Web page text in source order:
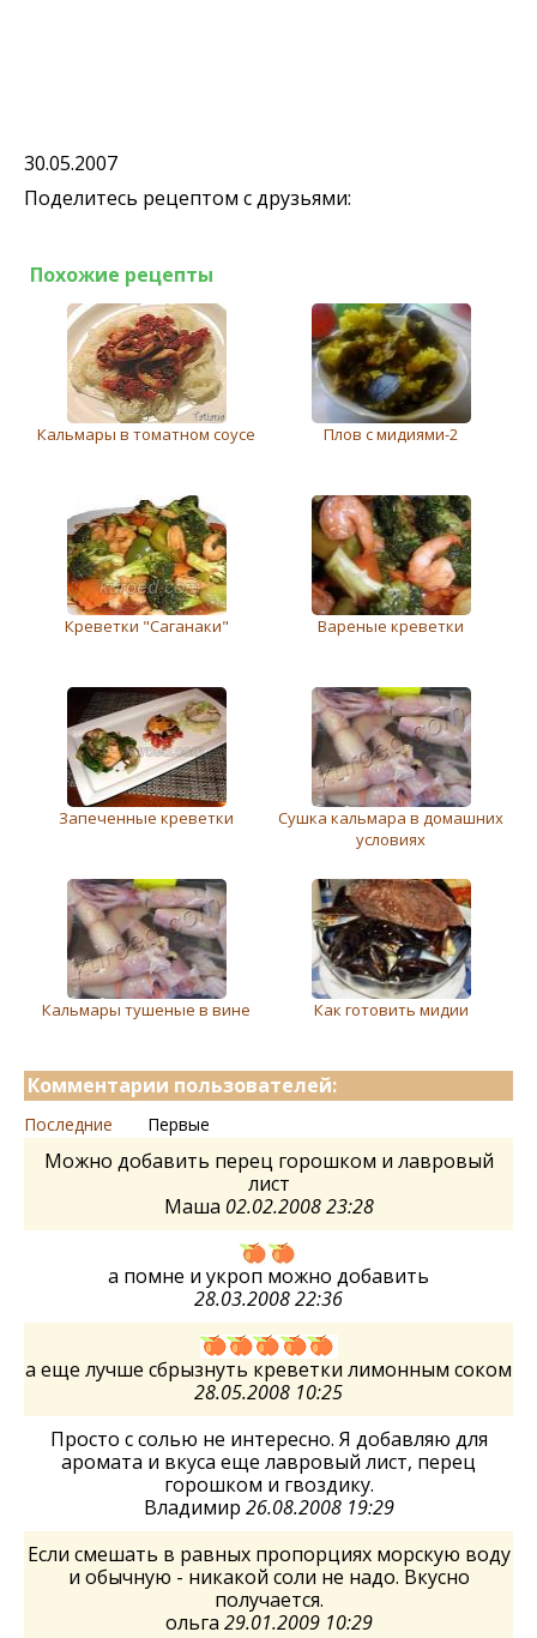
30.05.2007
Поделитесь рецептом с друзьями:
Похожие рецепты
Кальмары в томатном соусе Плов с мидиями-2
Креветки "Саганаки" Вареные креветки
Запеченные креветки
Сушка кальмара в домашних
условиях
Кальмары тушеные в вине Как готовить мидии
Комментарии пользователей:
Последние Первые
Можно добавить перец горошком и лавровый
лист
Маша 02.02.2008 23:28
а помне и укроп можно добавить
28.03.2008 22:36
а еще лучше сбрызнуть креветки лимонным соком
28.05.2008 10:25
Просто с солью не интересно. Я добавляю для
аромата и вкуса еще лавровый лист, перец
горошком и гвоздику.
Владимир 26.08.2008 19:29
Если смешать в равных пропорциях морскую воду
и обычную - никакой соли не надо. Вкусно
получается.
ольга 29.01.2009 10:29